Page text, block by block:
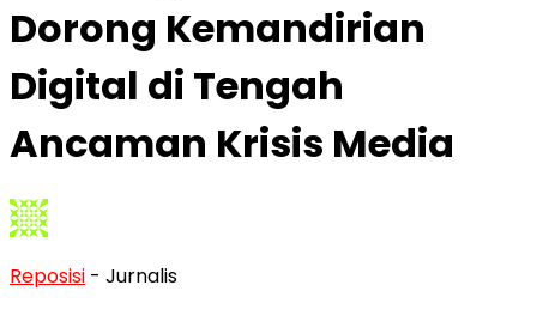
Dorong Kemandirian
Digital di Tengah
Ancaman Krisis Media
Reposisi - Jurnalis